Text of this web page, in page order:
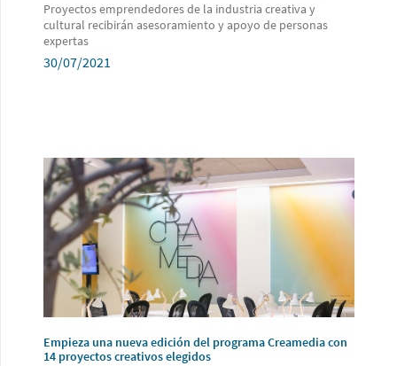
Proyectos emprendedores de la industria creativa y
cultural recibirán asesoramiento y apoyo de personas
expertas
30/07/2021
Empieza una nueva edición del programa Creamedia con
14 proyectos creativos elegidos